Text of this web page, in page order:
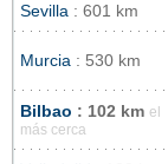
Sevilla : 601 km
Murcia : 530 km
Bilbao : 102 km el
más cerca